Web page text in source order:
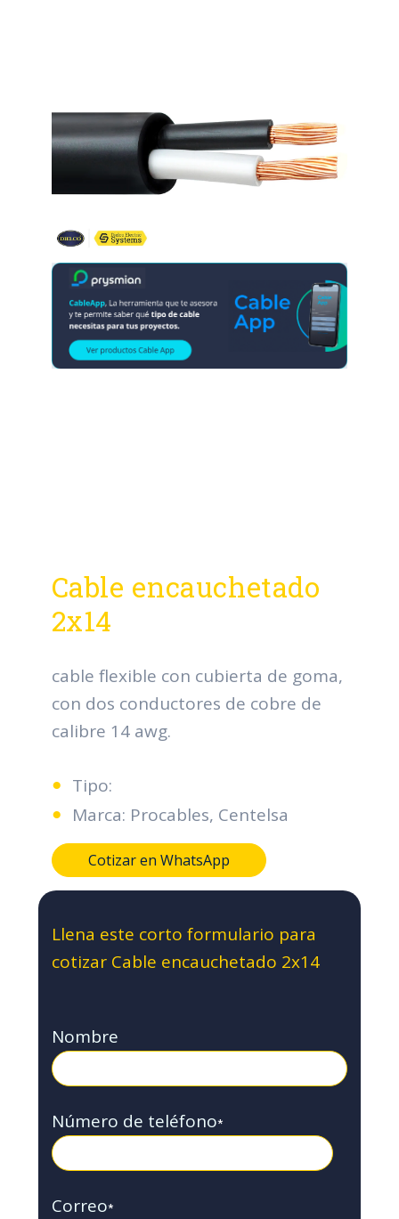
Cable encauchetado
2x14
cable flexible con cubierta de goma,
con dos conductores de cobre de
calibre 14 awg.
Tipo:
Marca: Procables, Centelsa
Cotizar en WhatsApp
Llena este corto formulario para
cotizar Cable encauchetado 2x14
Nombre
Número de teléfono*
Correo*